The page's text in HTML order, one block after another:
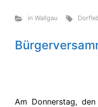
in Wallgau
Am Donnerstag, den